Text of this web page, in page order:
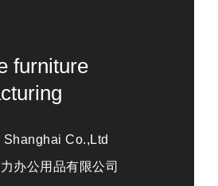
furniture
Co.,Ltd
办公用品有限公司